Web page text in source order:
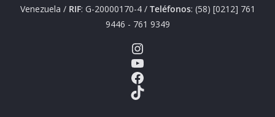
Venezuela / RIF: G-20000170-4 / Teléfonos: (58) [0212] 761
9446 - 761 9349